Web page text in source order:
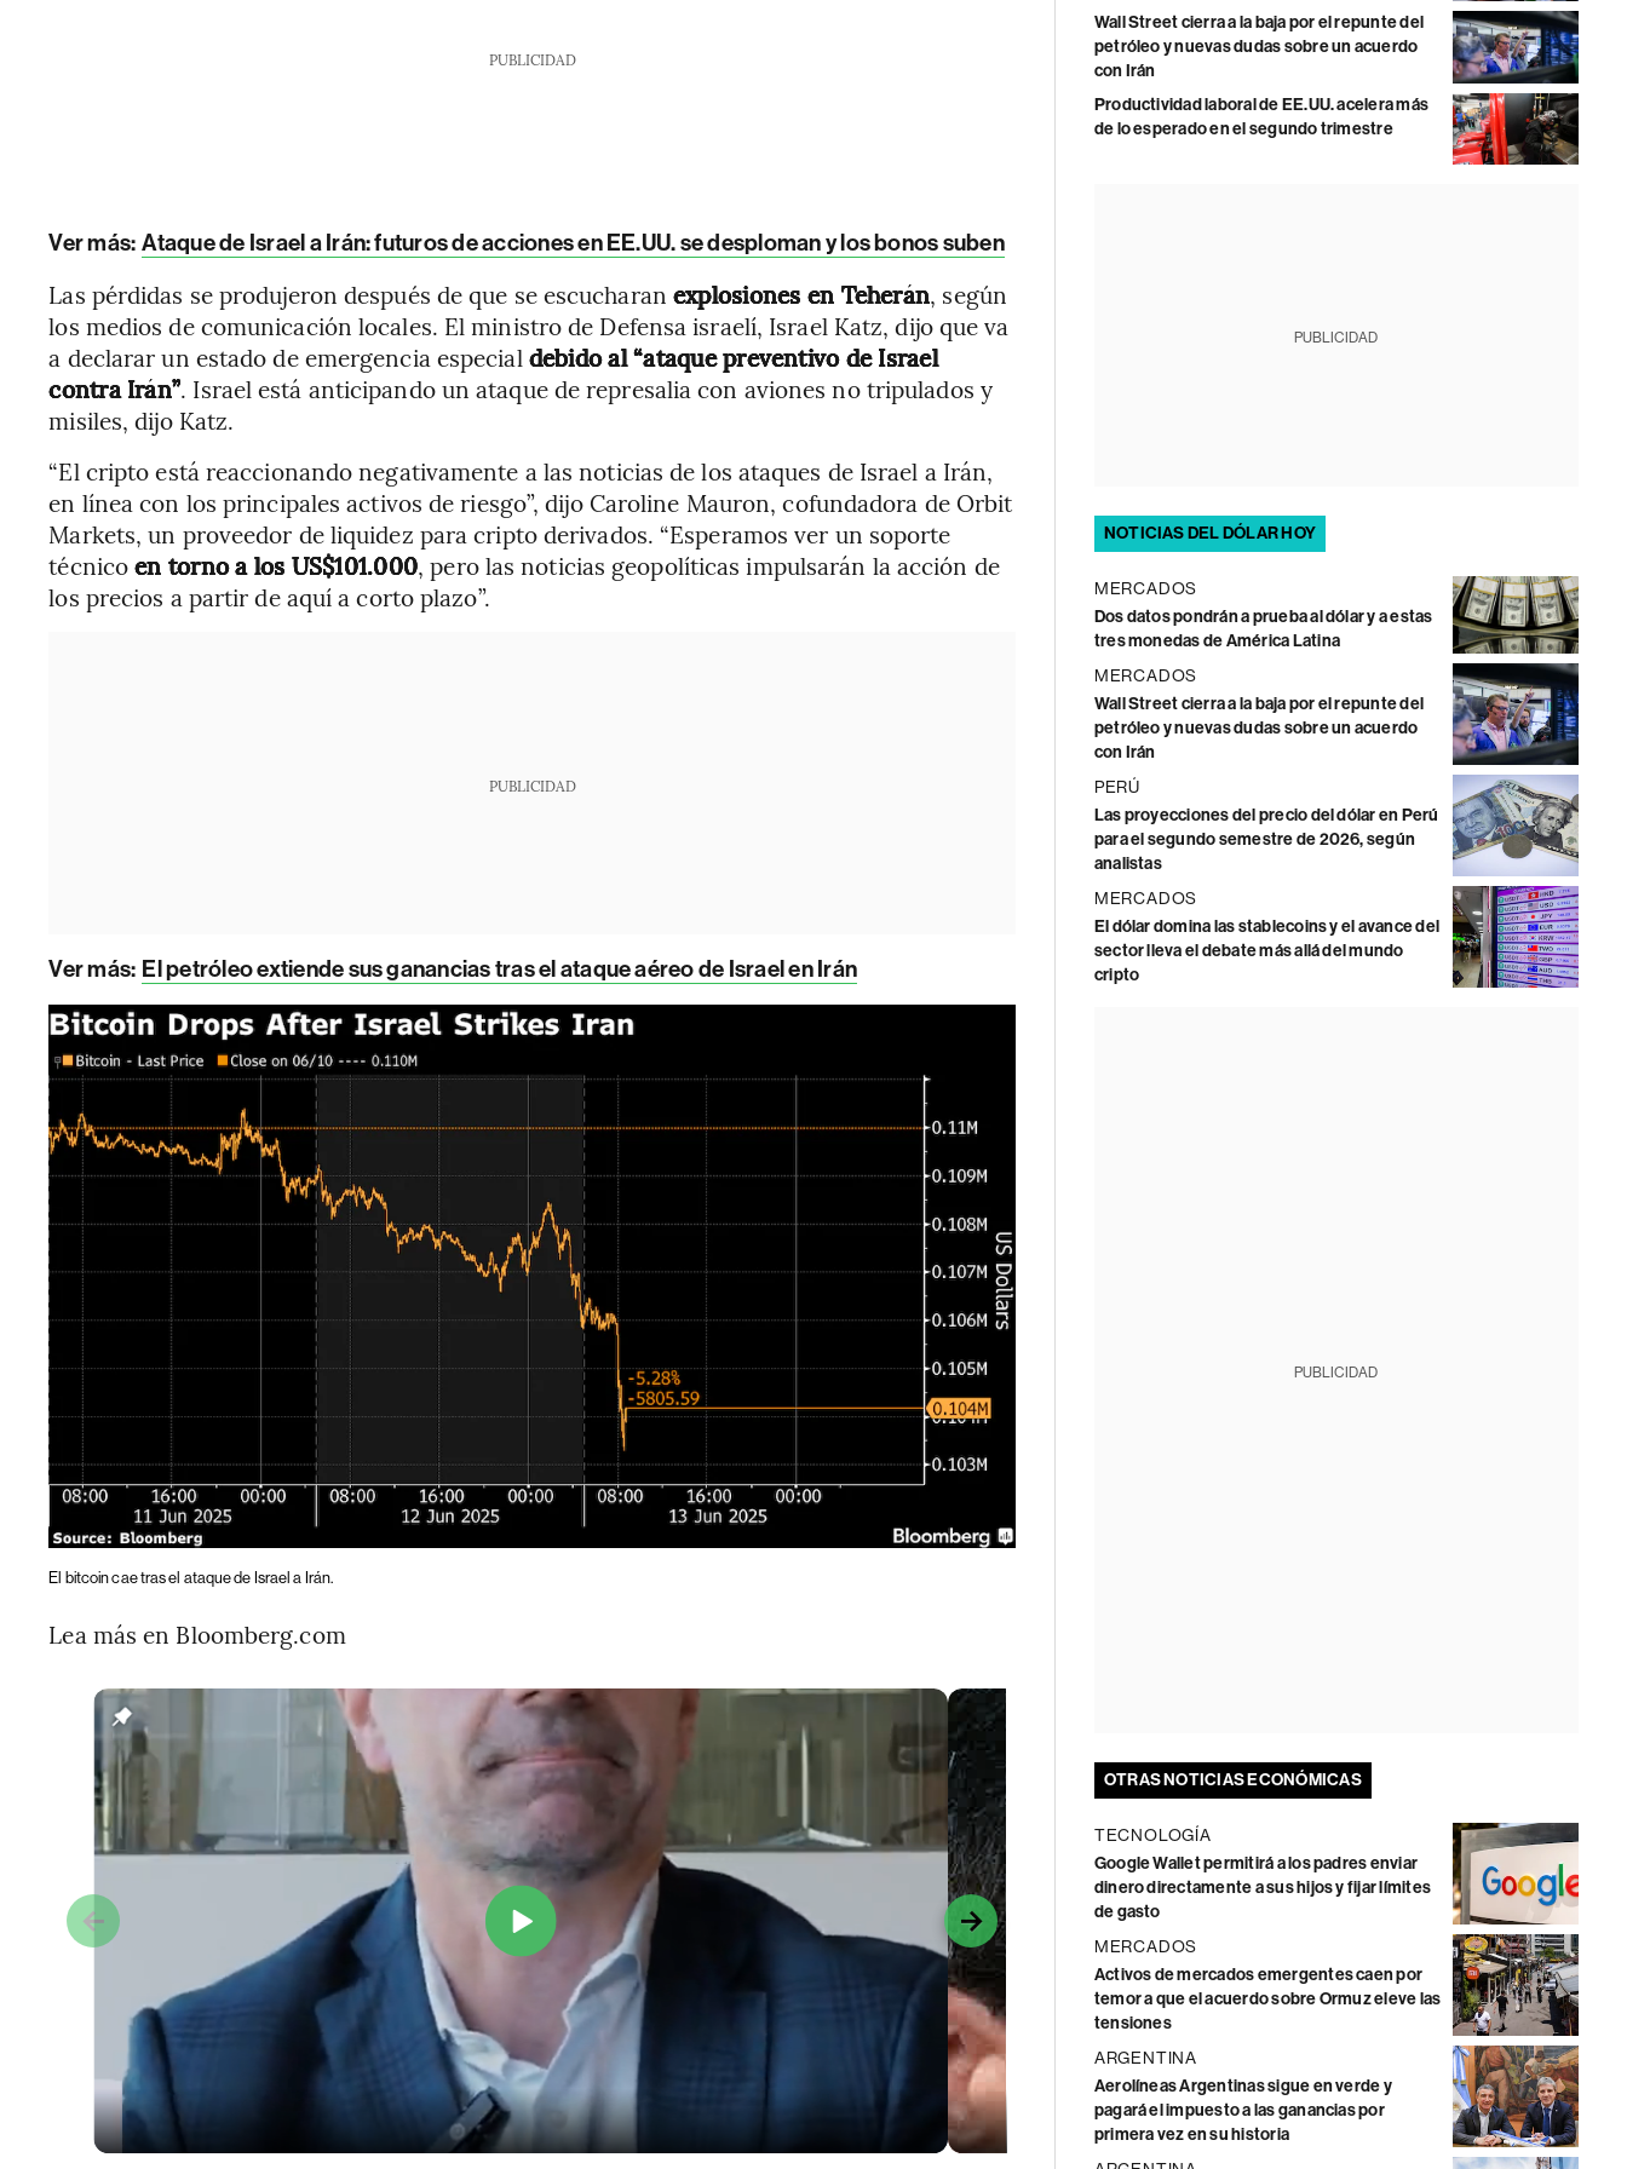
PUBLICIDAD
Ver más: Ataque de Israel a Irán: futuros de acciones en EE.UU. se desploman y los bonos suben
Las pérdidas se produjeron después de que se escucharan explosiones en Teherán, según
los medios de comunicación locales. El ministro de Defensa israelí, Israel Katz, dijo que va
a declarar un estado de emergencia especial debido al “ataque preventivo de Israel
contra Irán”. Israel está anticipando un ataque de represalia con aviones no tripulados y
misiles, dijo Katz.
“El cripto está reaccionando negativamente a las noticias de los ataques de Israel a Irán,
en línea con los principales activos de riesgo”, dijo Caroline Mauron, cofundadora de Orbit
Markets, un proveedor de liquidez para cripto derivados. “Esperamos ver un soporte
técnicoen torno a los US$101.000, pero las noticias geopolíticas impulsarán la acción de
los precios a partir de aquí a corto plazo”.
PUBLICIDAD
Ver más: El petróleo extiende sus ganancias tras el ataque aéreo de Israel en Irán
El bitcoin cae tras el ataque de Israel a Irán.
Lea más en Bloomberg.com
Wall Street cierra a la baja por el repunte del
petróleo y nuevas dudas sobre un acuerdo
con Irán
Productividad laboral de EE.UU. acelera más
de lo esperado en el segundo trimestre
PUBLICIDAD
NOTICIAS DEL DÓLAR HOY
MERCADOS
Dos datos pondrán a prueba al dólar y a estas
tres monedas de América Latina
MERCADOS
Wall Street cierra a la baja por el repunte del
petróleo y nuevas dudas sobre un acuerdo
con Irán
PERÚ
Las proyecciones del precio del dólar en Perú
para el segundo semestre de 2026, según
analistas
MERCADOS
El dólar domina las stablecoins y el avance del
sector lleva el debate más allá del mundo
cripto
PUBLICIDAD
OTRAS NOTICIAS ECONÓMICAS
TECNOLOGÍA
Google Wallet permitirá a los padres enviar
dinero directamente a sus hijos y fijar límites
de gasto
MERCADOS
Activos de mercados emergentes caen por
temor a que el acuerdo sobre Ormuz eleve las
tensiones
ARGENTINA
Aerolíneas Argentinas sigue en verde y
pagará el impuesto a las ganancias por
primera vez en su historia